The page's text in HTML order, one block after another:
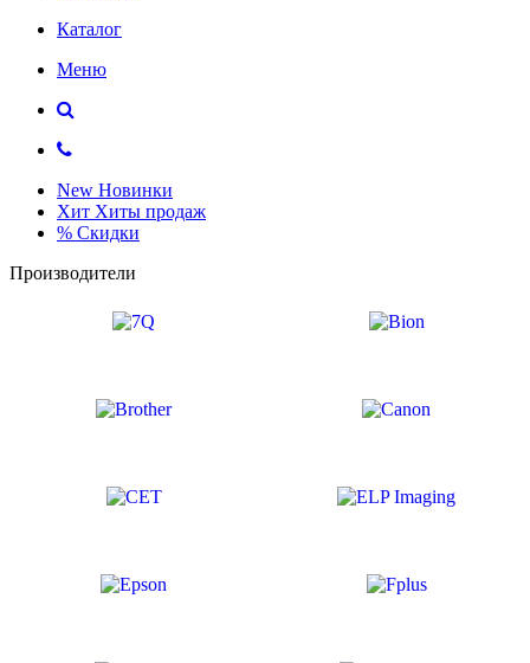
Каталог
Меню
New Новинки
Хит Хиты продаж
% Скидки
Производители